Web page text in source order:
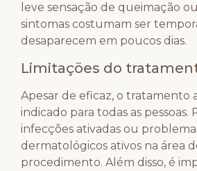
leve sensação de queimação
sintomas costumam ser
desaparecem em poucos dias.
Limitações do
Apesar de eficaz, o tratamento
indicado para todas as pessoas.
infecções ativadas ou
dermatológicos ativos na área
procedimento. Além disso, é